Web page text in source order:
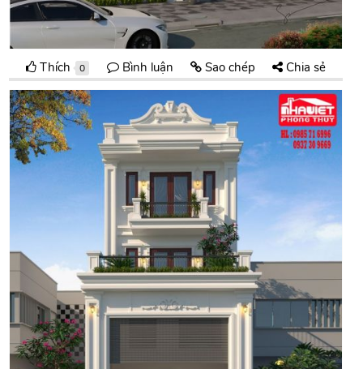
Thích 0 Bình luận Sao chép Chia sẻ